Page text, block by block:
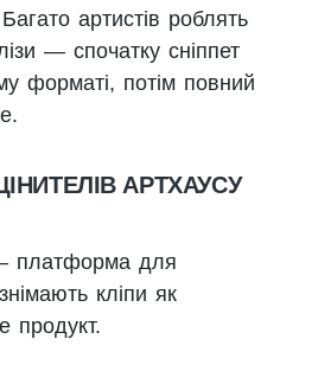
Багато артистів роблять
— спочатку сніппет
форматі, потім повний
АРТХАУСУ
платформа для
кліпи як
продукт.